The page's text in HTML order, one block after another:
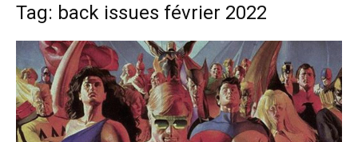
Tag: back issues février 2022